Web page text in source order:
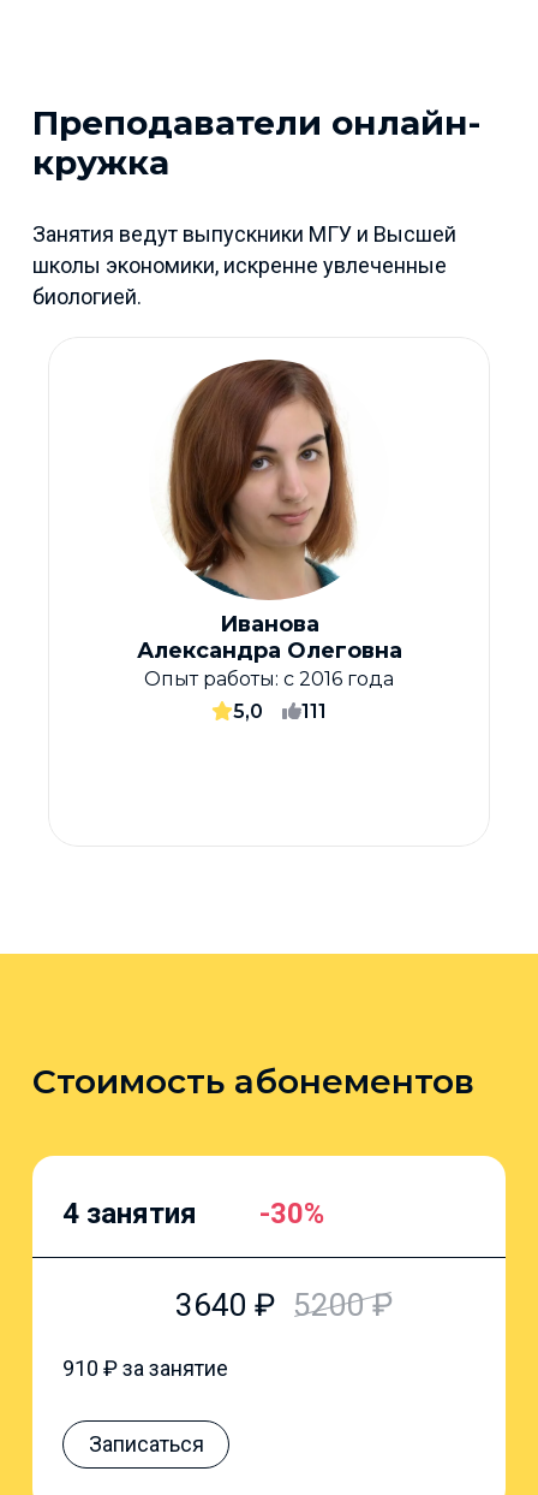
Преподаватели онлайн-
кружка
Занятия ведут выпускники МГУ и Высшей
школы экономики, искренне увлеченные
биологией.
Иванова
Александра Олеговна
Опыт работы: с 2016 года
5,0
111
Стоимость абонементов
4 занятия -30%
3640 ₽ 5200₽
910 ₽ за занятие
Записаться